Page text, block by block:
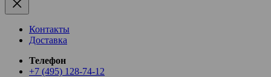
Контакты
Доставка
Телефон
+7 (495) 128-74-12